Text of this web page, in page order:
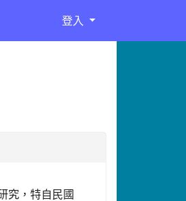
登入
究，特自民國